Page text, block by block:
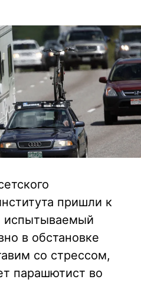
пришли к
испытываемый
в обстановке
со стрессом,
парашютист во